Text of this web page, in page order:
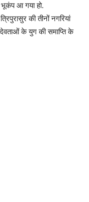
आ गया हो.
की तीनों नगरियां
के युग की समाप्ति के